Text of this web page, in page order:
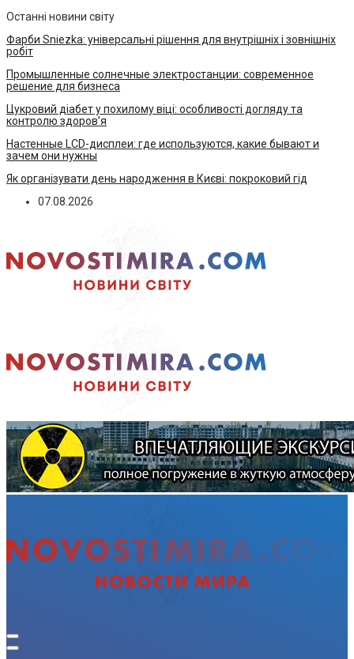
Останні новини світу
Фарби Sniezka: універсальні рішення для внутрішніх і зовнішніх
робіт
Промышленные солнечные электростанции: современное
решение для бизнеса
Цукровий діабет у похилому віці: особливості догляду та
контролю здоров’я
Настенные LCD-дисплеи: где используются, какие бывают и
зачем они нужны
Як організувати день народження в Києві: покроковий гід
07.08.2026